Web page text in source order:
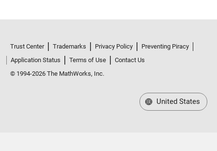
Trust Center Trademarks Privacy Policy
Preventing Piracy
Application Status
Terms of Use
Contact Us
© 1994-2026 The MathWorks, Inc.
United States